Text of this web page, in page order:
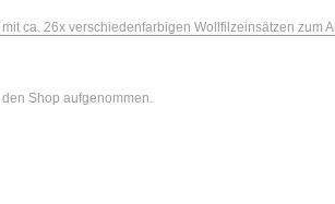
ca. 26x verschiedenfarbigen Wollfilzeinsätzen zum
Shop aufgenommen.